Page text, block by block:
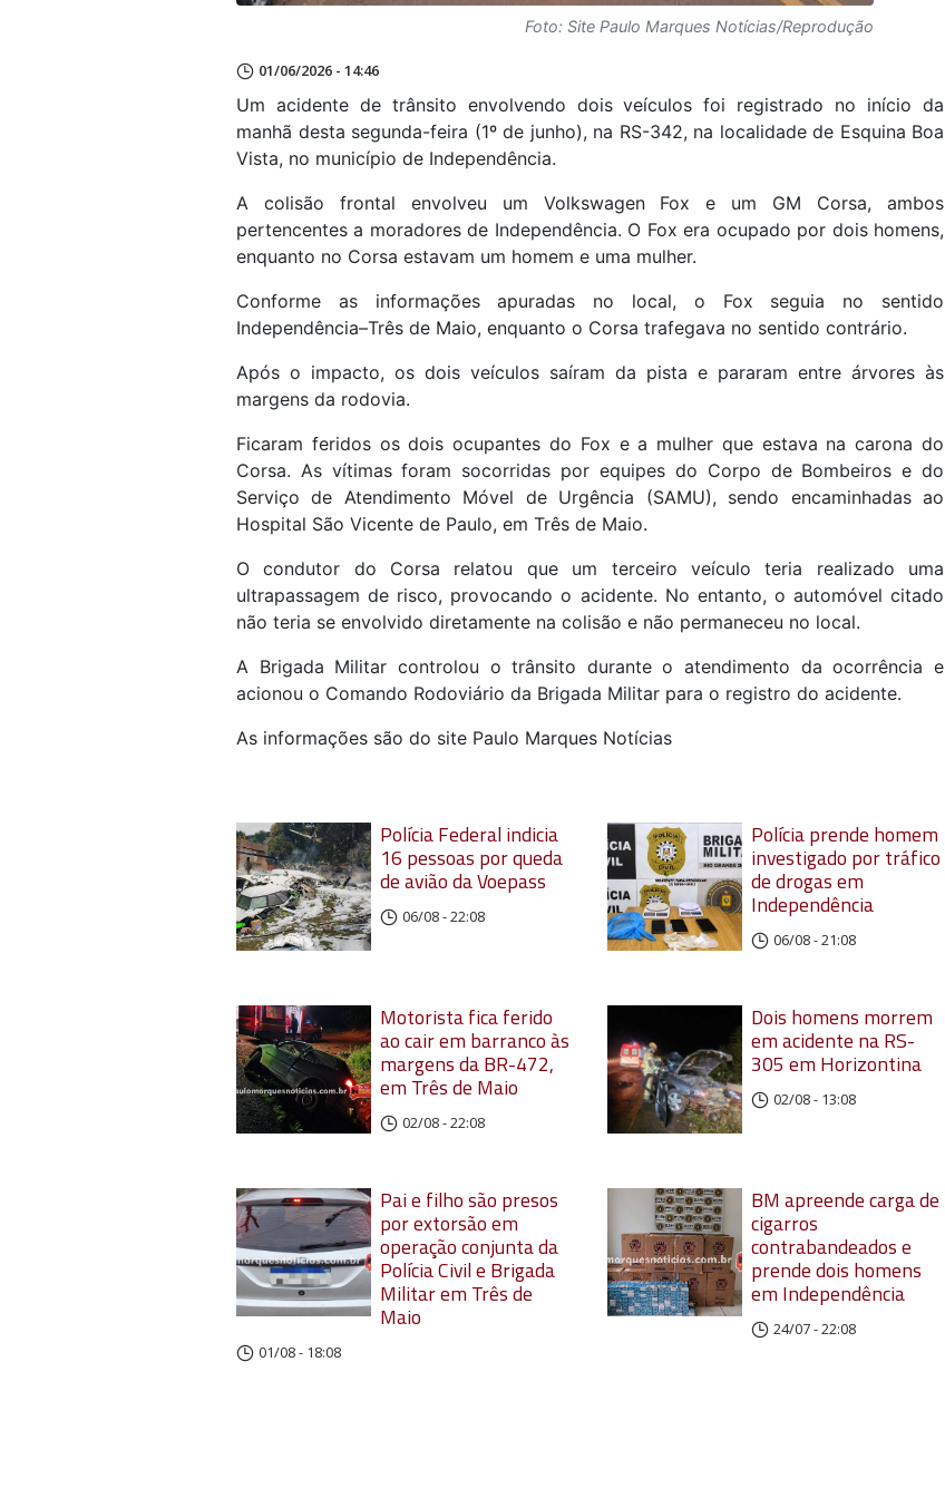
Foto: Site Paulo Marques Notícias/Reprodução
01/06/2026 - 14:46
Um acidente de trânsito envolvendo dois veículos foi registrado no início da
manhã desta segunda-feira (1º de junho), na RS-342, na localidade de Esquina Boa
Vista, no município de Independência.
A colisão frontal envolveu um Volkswagen Fox e um GM Corsa, ambos
pertencentes a moradores de Independência. O Fox era ocupado por dois homens,
enquanto no Corsa estavam um homem e uma mulher.
Conforme as informações apuradas no local, o Fox seguia no sentido
Independência–Três de Maio, enquanto o Corsa trafegava no sentido contrário.
Após o impacto, os dois veículos saíram da pista e pararam entre árvores às
margens da rodovia.
Ficaram feridos os dois ocupantes do Fox e a mulher que estava na carona do
Corsa. As vítimas foram socorridas por equipes do Corpo de Bombeiros e do
Serviço de Atendimento Móvel de Urgência (SAMU), sendo encaminhadas ao
Hospital São Vicente de Paulo, em Três de Maio.
O condutor do Corsa relatou que um terceiro veículo teria realizado uma
ultrapassagem de risco, provocando o acidente. No entanto, o automóvel citado
não teria se envolvido diretamente na colisão e não permaneceu no local.
A Brigada Militar controlou o trânsito durante o atendimento da ocorrência e
acionou o Comando Rodoviário da Brigada Militar para o registro do acidente.
As informações são do site Paulo Marques Notícias
Polícia Federal indicia
16 pessoas por queda
de avião da Voepass
06/08 - 22:08
Polícia prende homem
investigado por tráfico
de drogas em
Independência
06/08 - 21:08
Motorista fica ferido
ao cair em barranco às
margens da BR-472,
em Três de Maio
02/08 - 22:08
Dois homens morrem
em acidente na RS-
305 em Horizontina
02/08 - 13:08
Pai e filho são presos
por extorsão em
operação conjunta da
Polícia Civil e Brigada
Militar em Três de
Maio
01/08 - 18:08
BM apreende carga de
cigarros
contrabandeados e
prende dois homens
em Independência
24/07 - 22:08